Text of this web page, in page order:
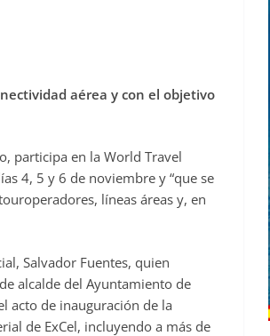
aérea y con el objetivo
participa en la World Travel
4, 5 y 6 de noviembre y “que se
líneas áreas y, en
Salvador Fuentes, quien
alcalde del Ayuntamiento de
acto de inauguración de la
de ExCel, incluyendo a más de